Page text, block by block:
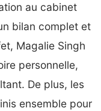
au cabinet
bilan complet et
Magalie Singh
personnelle,
De plus, les
ensemble pour